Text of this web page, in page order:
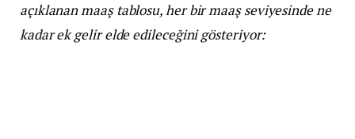
açıklanan maaş tablosu, her bir maaş seviyesinde ne
kadar ek gelir elde edileceğini gösteriyor: